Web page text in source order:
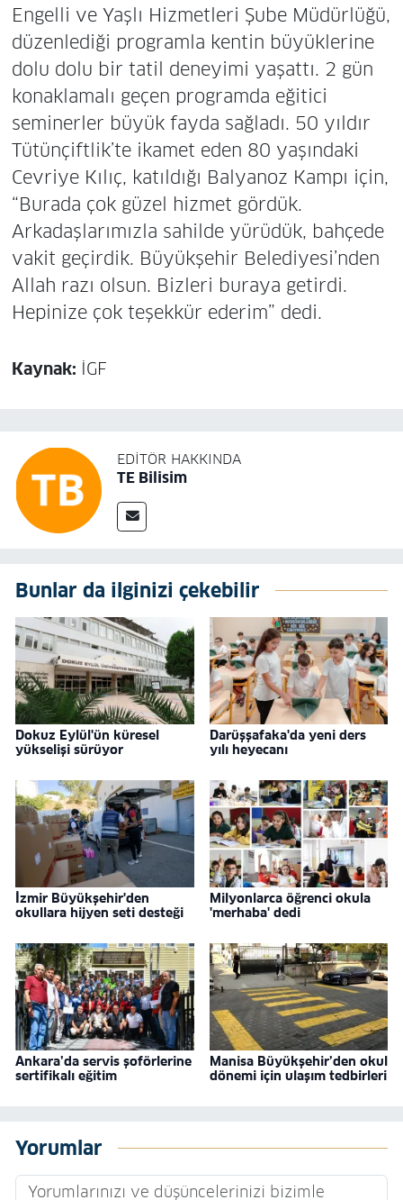
Engelli ve Yaşlı Hizmetleri Şube Müdürlüğü,
düzenlediği programla kentin büyüklerine
dolu dolu bir tatil deneyimi yaşattı. 2 gün
konaklamalı geçen programda eğitici
seminerler büyük fayda sağladı. 50 yıldır
Tütünçiftlik’te ikamet eden 80 yaşındaki
Cevriye Kılıç, katıldığı Balyanoz Kampı için,
“Burada çok güzel hizmet gördük.
Arkadaşlarımızla sahilde yürüdük, bahçede
vakit geçirdik. Büyükşehir Belediyesi’nden
Allah razı olsun. Bizleri buraya getirdi.
Hepinize çok teşekkür ederim” dedi.
Kaynak: İGF
EDITÖR HAKKINDA
TE Bilisim
Bunlar da ilginizi çekebilir
Dokuz Eylül'ün küresel
yükselişi sürüyor
Darüşşafaka'da yeni ders
yılı heyecanı
İzmir Büyükşehir'den
okullara hijyen seti desteği
Milyonlarca öğrenci okula
'merhaba' dedi
Ankara’da servis şoförlerine
sertifikalı eğitim
Manisa Büyükşehir’den okul
dönemi için ulaşım tedbirleri
Yorumlar